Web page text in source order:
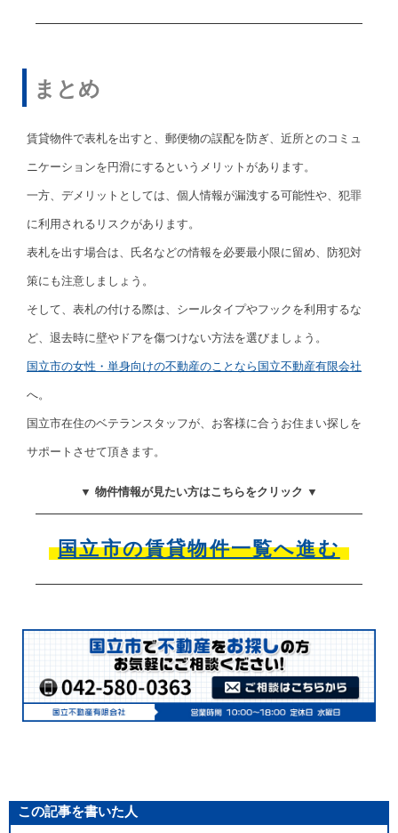
まとめ
賃貸物件で表札を出すと、郵便物の誤配を防ぎ、近所とのコミュ
ニケーションを円滑にするというメリットがあります。
一方、デメリットとしては、個人情報が漏洩する可能性や、犯罪
に利用されるリスクがあります。
表札を出す場合は、氏名などの情報を必要最小限に留め、防犯対
策にも注意しましょう。
そして、表札の付ける際は、シールタイプやフックを利用するな
ど、退去時に壁やドアを傷つけない方法を選びましょう。
国立市の女性・単身向けの不動産のことなら国立不動産有限会社
へ。
国立市在住のベテランスタッフが、お客様に合うお住まい探しを
サポートさせて頂きます。
▼ 物件情報が見たい方はこちらをクリック ▼
国立市の賃貸物件一覧へ進む
この記事を書いた人